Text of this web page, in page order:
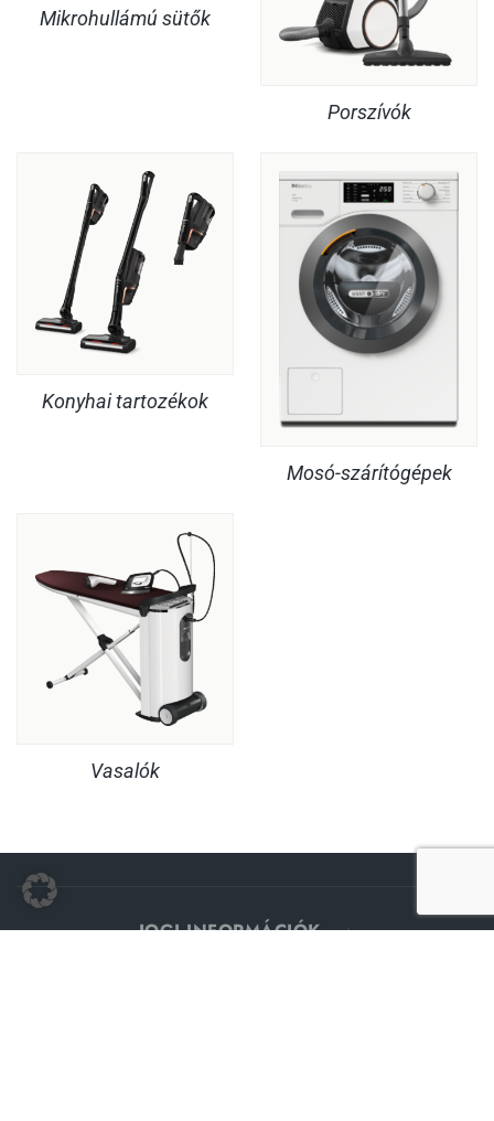
Mikrohullámú sütők
Porszívók
Konyhai tartozékok
Mosó-szárítógépek
Vasalók
JOGI INFORMÁCIÓK